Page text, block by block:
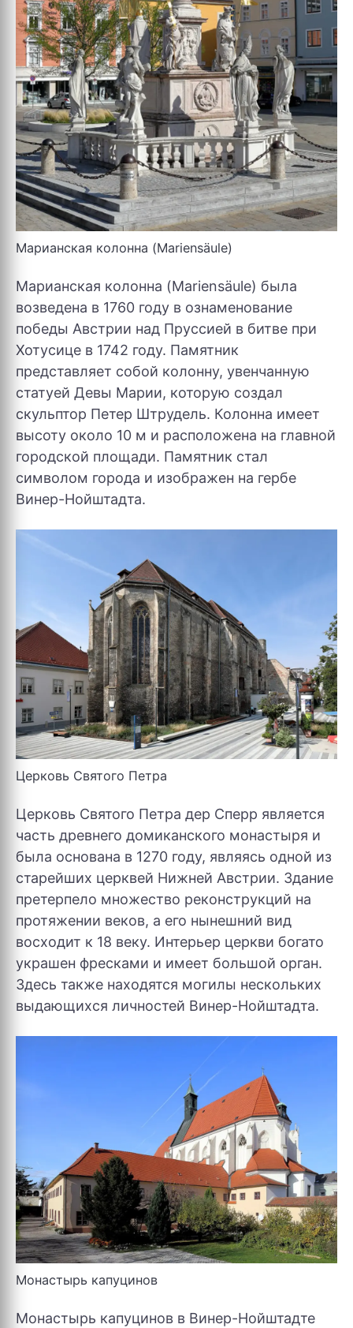
Марианская колонна (Mariensäule)
Марианская колонна (Mariensäule) была
возведена в 1760 году в ознаменование
победы Австрии над Пруссией в битве при
Хотусице в 1742 году. Памятник
представляет собой колонну, увенчанную
статуей Девы Марии, которую создал
скульптор Петер Штрудель. Колонна имеет
высоту около 10 м и расположена на главной
городской площади. Памятник стал
символом города и изображен на гербе
Винер-Нойштадта.
Церковь Святого Петра
Церковь Святого Петра дер Сперр является
часть древнего домиканского монастыря и
была основана в 1270 году, являясь одной из
старейших церквей Нижней Австрии. Здание
претерпело множество реконструкций на
протяжении веков, а его нынешний вид
восходит к 18 веку. Интерьер церкви богато
украшен фресками и имеет большой орган.
Здесь также находятся могилы нескольких
выдающихся личностей Винер-Нойштадта.
Монастырь капуцинов
Монастырь капуцинов в Винер-Нойштадте